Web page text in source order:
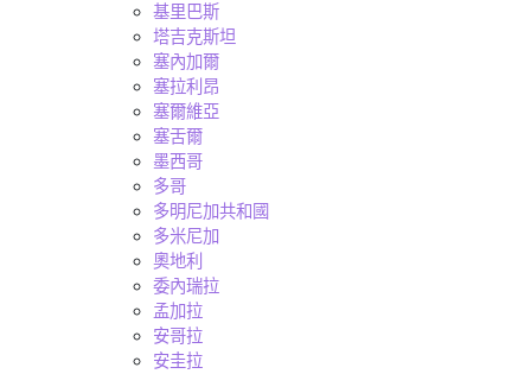
基里巴斯
塔吉克斯坦
塞內加爾
塞拉利昂
塞爾維亞
塞舌爾
墨西哥
多哥
多明尼加共和國
多米尼加
奧地利
委內瑞拉
孟加拉
安哥拉
安圭拉